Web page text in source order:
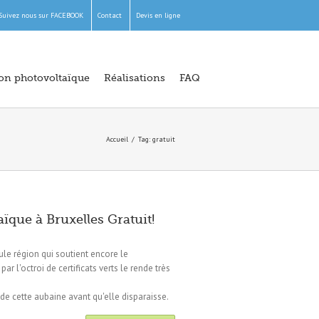
Suivez nous sur FACEBOOK Contact Devis en ligne
photovoltaïque Réalisations FAQ
Accueil Tag: gratuit
à Bruxelles Gratuit!
région qui soutient encore le
l'octroi de certificats verts le rende très
cette aubaine avant qu'elle disparaisse.